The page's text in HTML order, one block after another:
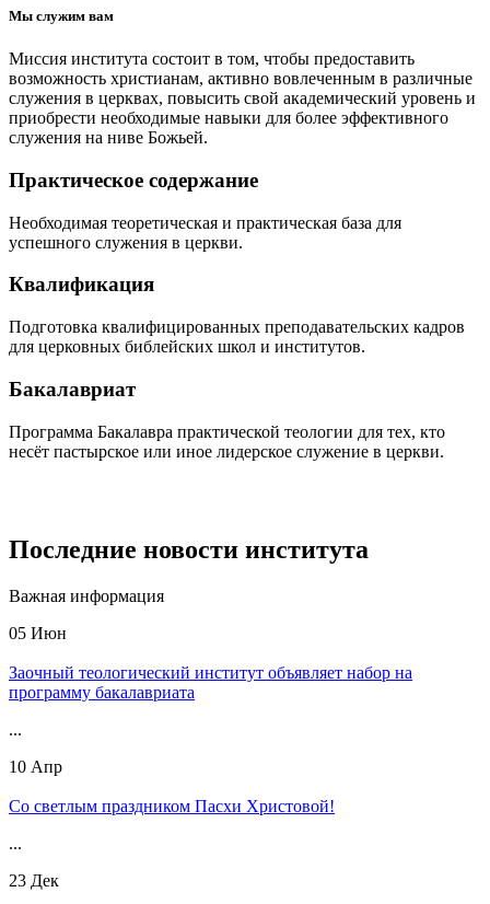
Мы служим вам
Миссия института состоит в том, чтобы предоставить
возможность христианам, активно вовлеченным в различные
служения в церквах, повысить свой академический уровень и
приобрести необходимые навыки для более эффективного
служения на ниве Божьей.
Практическое содержание
Необходимая теоретическая и практическая база для
успешного служения в церкви.
Квалификация
Подготовка квалифицированных преподавательских кадров
для церковных библейских школ и институтов.
Бакалавриат
Программа Бакалавра практической теологии для тех, кто
несёт пастырское или иное лидерское служение в церкви.
Последние новости института
Важная информация
05 Июн
Заочный теологический институт объявляет набор на
программу бакалавриата
...
10 Апр
Со светлым праздником Пасхи Христовой!
...
23 Дек